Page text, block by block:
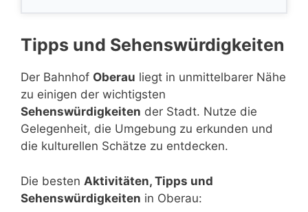
Tipps und Sehenswürdigkeiten
Der Bahnhof Oberau liegt in unmittelbarer Nähe
zu einigen der wichtigsten
Sehenswürdigkeiten der Stadt. Nutze die
Gelegenheit, die Umgebung zu erkunden und
die kulturellen Schätze zu entdecken.
Die besten Aktivitäten, Tipps und
Sehenswürdigkeiten in Oberau: